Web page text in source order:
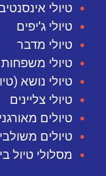
טיולי
טיולי ג'יפים
טיולי מדבר
טיולי משפחות
טיולי נושא
טיולי צליינים
טיולים
טיולים
מסלולי טיול